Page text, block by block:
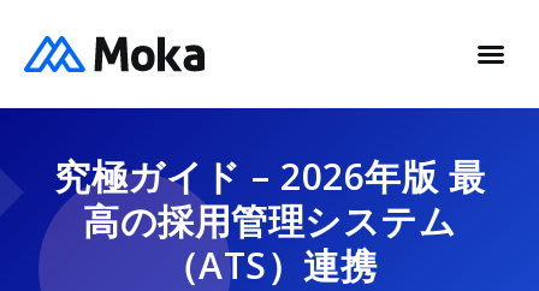
究極ガイド – 2026年版 最
高の採用管理システム
（ATS）連携